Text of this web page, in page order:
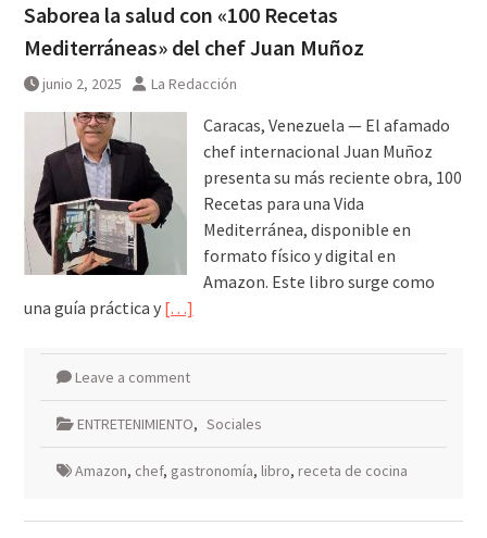
Saborea la salud con «100 Recetas
Mediterráneas» del chef Juan Muñoz
junio 2, 2025 La Redacción
Caracas, Venezuela — El afamado
chef internacional Juan Muñoz
presenta su más reciente obra, 100
Recetas para una Vida
Mediterránea, disponible en
formato físico y digital en
Amazon. Este libro surge como
una guía práctica y […]
Leave a comment
ENTRETENIMIENTO, Sociales
Amazon, chef, gastronomía, libro, receta de cocina